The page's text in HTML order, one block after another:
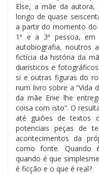
Else, a mãe da autora,
longo de quase
a partir do momento do
1ª e a 3ª pessoa, em
autobiografia, noutros
fictícia da história da
diarísticos e
si e outras figuras do
num livro sobre a “Vida
da mãe Enie lhe
coisa com isto”. O
até guiões de textos
potenciais peças de
acontecimentos da
como fonte. Quando
quando é que
é ficção e o que é real?